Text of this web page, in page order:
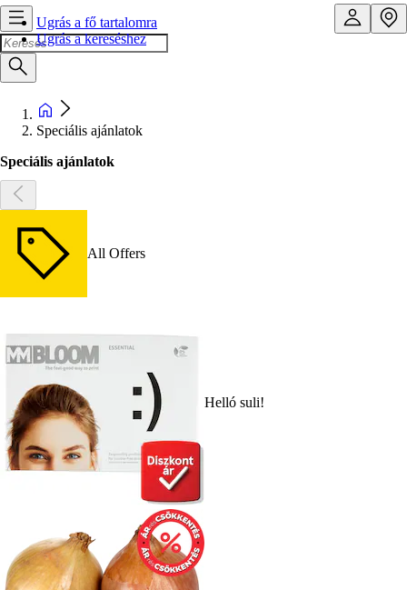
Ugrás a fő tartalomra
Ugrás a kereséshez
Speciális ajánlatok
Speciális ajánlatok
All Offers
Helló suli!